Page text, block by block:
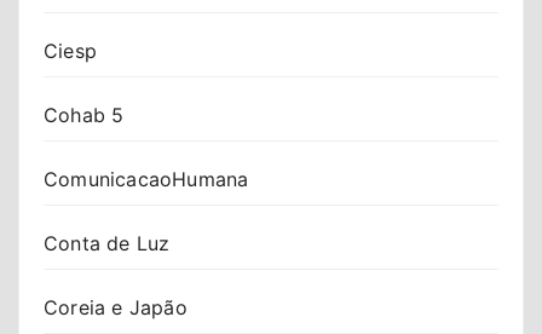
Ciesp
Cohab 5
ComunicacaoHumana
Conta de Luz
Coreia e Japão